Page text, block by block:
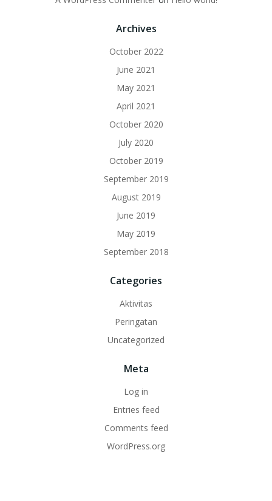
Archives
October 2022
June 2021
May 2021
April 2021
October 2020
July 2020
October 2019
September 2019
August 2019
June 2019
May 2019
September 2018
Categories
Aktivitas
Peringatan
Uncategorized
Meta
Log in
Entries feed
Comments feed
WordPress.org